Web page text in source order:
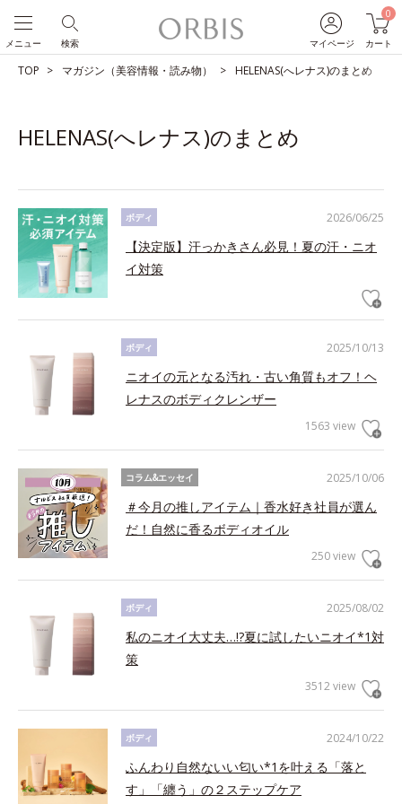
マイページ
0
カート
検索
メニュー
TOP マガジン（美容情報・読み物） HELENAS(へレナス)のまとめ
HELENAS(へレナス)のまとめ
2026/06/25
ボディ
【決定版】汗っかきさん必見！夏の汗・ニオ
イ対策
2025/10/13
ボディ
ニオイの元となる汚れ・古い角質もオフ！ヘ
レナスのボディクレンザー
1563 view
2025/10/06
コラム&エッセイ
＃今月の推しアイテム｜香水好き社員が選ん
だ！自然に香るボディオイル
250 view
2025/08/02
ボディ
私のニオイ大丈夫…!?夏に試したいニオイ*1対
策
3512 view
2024/10/22
ボディ
ふんわり自然ないい匂い*1を叶える「落と
す」「纏う」の２ステップケア